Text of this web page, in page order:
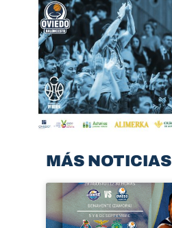
MÁS NOTICIAS